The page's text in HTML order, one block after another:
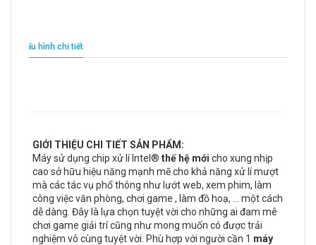
Cấu hình chi tiết
GIỚI THIỆU CHI TIẾT SẢN PHẨM:
Máy sử dụng chip xử lí Intel® thế hệ mới cho xung nhịp
cao sở hữu hiệu năng mạnh mẽ cho khả năng xử lí mượt
mà các tác vụ phổ thông như lướt web, xem phim, làm
công việc văn phòng, chơi game , làm đồ hoạ, ... một cách
dễ dàng. Đây là lựa chọn tuyệt vời cho những ai đam mê
chơi game giải trí cũng như mong muốn có được trải
nghiệm vô cùng tuyệt vời. Phù hợp với người cần 1 máy